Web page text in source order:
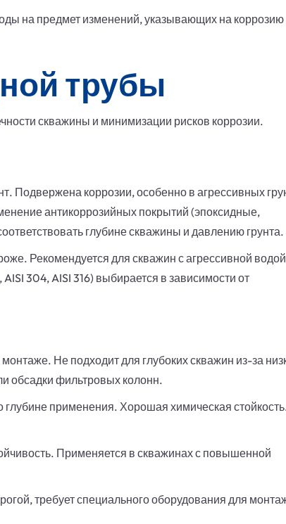
на предмет изменений, указывающих на коррозию
трубы
скважины и минимизации рисков коррозии.
коррозии, особенно в агрессивных
антикоррозийных покрытий (эпоксидные,
глубине скважины и давлению грунта.
Рекомендуется для скважин с агрессивной
304, AISI 316) выбирается в зависимости от
Не подходит для глубоких скважин из-за
обсадки фильтровых колонн.
применения. Хорошая химическая
Применяется в скважинах с повышенной
требует специального оборудования для